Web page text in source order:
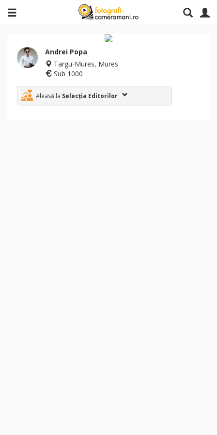
Andrei Popa
Targu-Mures, Mures
Sub 1000
Aleasă la Selecția Editorilor